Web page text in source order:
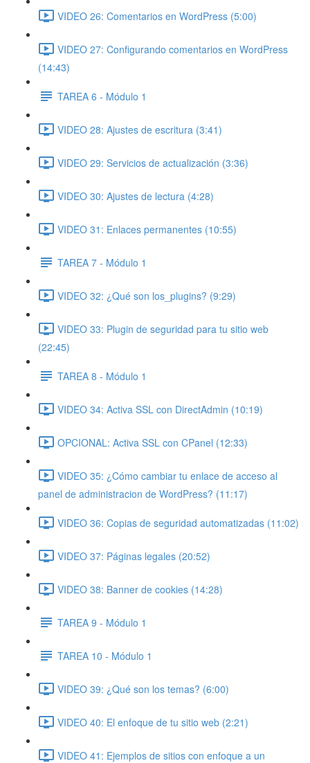
VIDEO 26: Comentarios en WordPress (5:00)
VIDEO 27: Configurando comentarios en WordPress
(14:43)
TAREA 6 - Módulo 1
VIDEO 28: Ajustes de escritura (3:41)
VIDEO 29: Servicios de actualización (3:36)
VIDEO 30: Ajustes de lectura (4:28)
VIDEO 31: Enlaces permanentes (10:55)
TAREA 7 - Módulo 1
VIDEO 32: ¿Qué son los_plugins? (9:29)
VIDEO 33: Plugin de seguridad para tu sitio web
(22:45)
TAREA 8 - Módulo 1
VIDEO 34: Activa SSL con DirectAdmin (10:19)
OPCIONAL: Activa SSL con CPanel (12:33)
VIDEO 35: ¿Cómo cambiar tu enlace de acceso al
panel de administracion de WordPress? (11:17)
VIDEO 36: Copias de seguridad automatizadas (11:02)
VIDEO 37: Páginas legales (20:52)
VIDEO 38: Banner de cookies (14:28)
TAREA 9 - Módulo 1
TAREA 10 - Módulo 1
VIDEO 39: ¿Qué son los temas? (6:00)
VIDEO 40: El enfoque de tu sitio web (2:21)
VIDEO 41: Ejemplos de sitios con enfoque a un